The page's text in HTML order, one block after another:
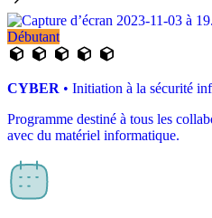
Débutant
CYBER • Initiation à la sécurité
Programme destiné à tous les
avec du matériel informatique.